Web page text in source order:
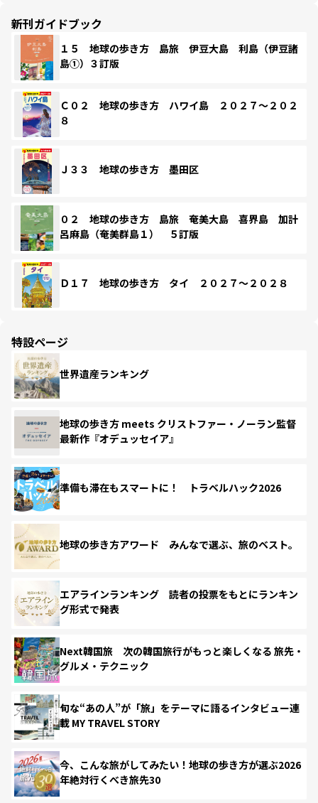
新刊ガイドブック
１５ 地球の歩き方 島旅 伊豆大島 利島（伊豆諸
島①）３訂版
Ｃ０２ 地球の歩き方 ハワイ島 ２０２７～２０２
８
Ｊ３３ 地球の歩き方 墨田区
０２ 地球の歩き方 島旅 奄美大島 喜界島 加計
呂麻島（奄美群島１） ５訂版
Ｄ１７ 地球の歩き方 タイ ２０２７～２０２８
特設ページ
世界遺産ランキング
地球の歩き方 meets クリストファー・ノーラン監督
最新作『オデュッセイア』
準備も滞在もスマートに！ トラベルハック2026
地球の歩き方アワード みんなで選ぶ、旅のベスト。
エアラインランキング 読者の投票をもとにランキン
グ形式で発表
Next韓国旅 次の韓国旅行がもっと楽しくなる 旅先・
グルメ・テクニック
旬な“あの人”が「旅」をテーマに語るインタビュー連
載 MY TRAVEL STORY
今、こんな旅がしてみたい！地球の歩き方が選ぶ2026
年絶対行くべき旅先30